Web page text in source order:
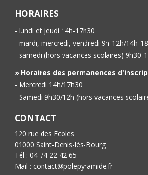
HORAIRES
- lundi et jeudi 14h-17h30
- mardi, mercredi, vendredi 9h-12h/14h-
- samedi (hors vacances scolaires) 9h30-
» Horaires des permanences
- Mercredi 14h/17h30
- Samedi 9h30/12h (hors vacances
CONTACT
120 rue des Ecoles
01000 Saint-Denis-lès-Bourg
Tél : 04 74 22 42 65
Mail : contact@polepyramide.fr